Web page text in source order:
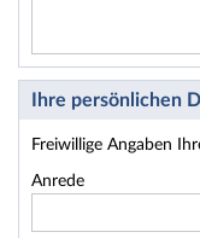
Ihre persönlichen
Freiwillige Angaben
Anrede